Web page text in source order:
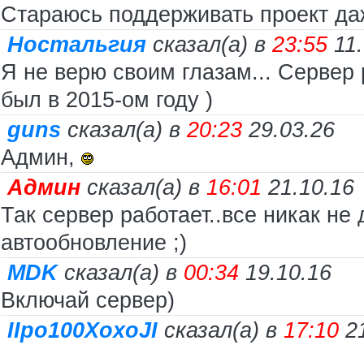
Стараюсь поддерживать проект
Ностальгия сказал(а) в 23:55
Я не верю своим глазам... Сервер
был в 2015-ом году )
guns сказал(а) в 20:23 29.03.26
Админ,
Админ сказал(а) в 16:01 21.10.16
Так сервер работает..все никак не
автообновление ;)
MDK сказал(а) в 00:34 19.10.16
Включай сервер)
IIpo100XoxoJI сказал(а) в 17:10